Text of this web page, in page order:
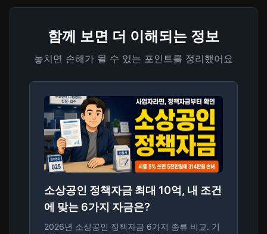
함께 보면 더 이해되는 정보
놓치면 손해가 될 수 있는 포인트를 정리했어요
소상공인 정책자금 최대 10억, 내 조건
에 맞는 6가지 자금은?
2026년 소상공인 정책자금 6가지 종류 비교. 기